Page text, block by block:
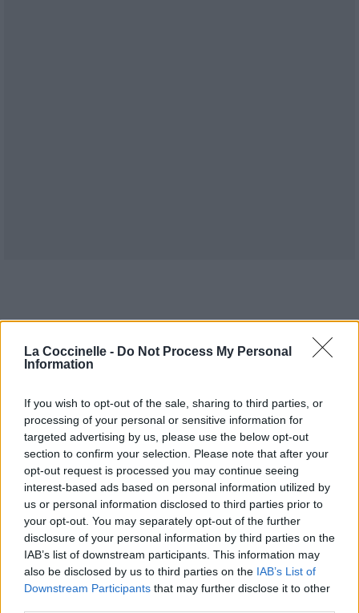
La Coccinelle - Do Not Process My Personal
Information
If you wish to opt-out of the sale, sharing to third parties, or
processing of your personal or sensitive information for
targeted advertising by us, please use the below opt-out
section to confirm your selection. Please note that after your
opt-out request is processed you may continue seeing
interest-based ads based on personal information utilized by
us or personal information disclosed to third parties prior to
your opt-out. You may separately opt-out of the further
disclosure of your personal information by third parties on the
IAB’s list of downstream participants. This information may
also be disclosed by us to third parties on the IAB’s List of
Downstream Participants that may further disclose it to other
Vous aimez chanter, apprenez la guitare chez
Télécharger légalement les MP3 ou trouver le CD sur
Trouver des vinyles et des CD sur
Trouver un instrument de musique ou une partition au
meilleur prix sur